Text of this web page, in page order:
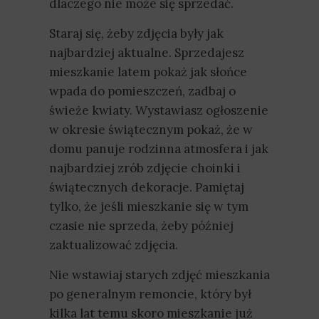
dlaczego nie może się sprzedać.
Staraj się, żeby zdjęcia były jak
najbardziej aktualne. Sprzedajesz
mieszkanie latem pokaż jak słońce
wpada do pomieszczeń, zadbaj o
świeże kwiaty. Wystawiasz ogłoszenie
w okresie świątecznym pokaż, że w
domu panuje rodzinna atmosfera i jak
najbardziej zrób zdjęcie choinki i
świątecznych dekoracje. Pamiętaj
tylko, że jeśli mieszkanie się w tym
czasie nie sprzeda, żeby później
zaktualizować zdjęcia.
Nie wstawiaj starych zdjęć mieszkania
po generalnym remoncie, który był
kilka lat temu skoro mieszkanie już